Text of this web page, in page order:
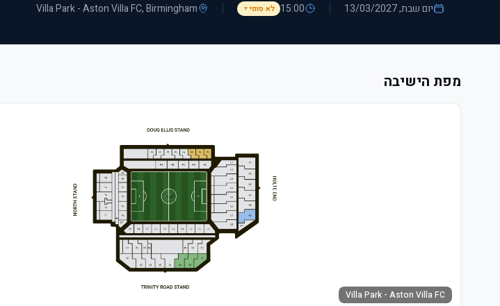
יום שבת, 13/03/2027 15:00 לא סופי▼
Villa Park - Aston Villa FC, Birmingham
מפת הישיבה
Villa Park - Aston Villa FC